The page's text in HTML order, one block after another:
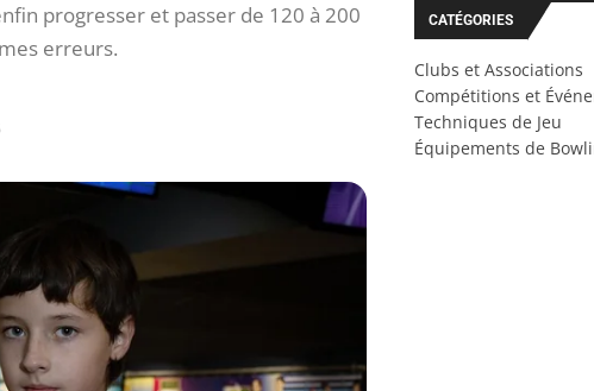
progresser et passer de 120 à 200
erreurs.
CATÉGORIES
Clubs et Associations
Compétitions et
Techniques de Jeu
Équipements de